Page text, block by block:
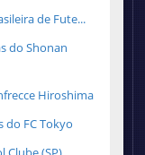
de Fute...
do Shonan
Hiroshima
do FC Tokyo